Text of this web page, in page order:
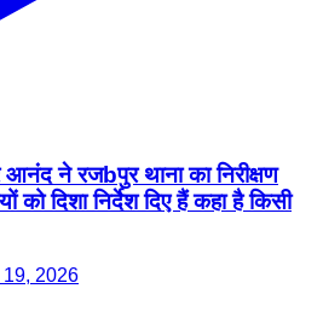
आनंद ने रजbपुर थाना का निरीक्षण
को दिशा निर्देश दिए हैं कहा है किसी
19, 2026